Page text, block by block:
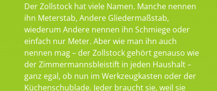
Der Zollstock hat viele Namen. Manche nennen
ihn Meterstab, Andere Gliedermaßstab,
wiederum Andere nennen ihn Schmiege oder
einfach nur Meter. Aber wie man ihn auch
nennen mag – der Zollstock gehört genauso wie
der Zimmermannsbleistift in jeden Haushalt –
ganz egal, ob nun im Werkzeugkasten oder der
Küchenschublade. Jeder braucht sie, weil sie